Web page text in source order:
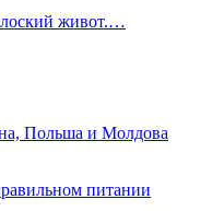
живот.…
Польша и Молдова
питании